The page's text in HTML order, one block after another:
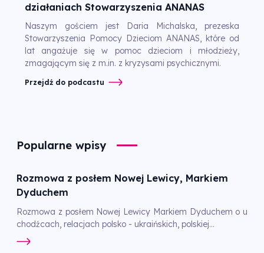
działaniach Stowarzyszenia ANANAS
Naszym gościem jest Daria Michalska, prezeska
Stowarzyszenia Pomocy Dzieciom ANANAS, które od
lat angażuje się w pomoc dzieciom i młodzieży,
zmagającym się z m.in. z kryzysami psychicznymi.
Przejdź do podcastu
Popularne wpisy
Rozmowa z posłem Nowej Lewicy, Markiem
Dyduchem
Rozmowa z posłem Nowej Lewicy Markiem Dyduchem o u
chodźcach, relacjach polsko - ukraińskich, polskiej...